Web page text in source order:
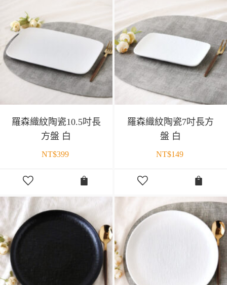
羅森織紋陶瓷10.5吋長
方盤 白
NT$399
羅森織紋陶瓷7吋長方
盤 白
NT$149